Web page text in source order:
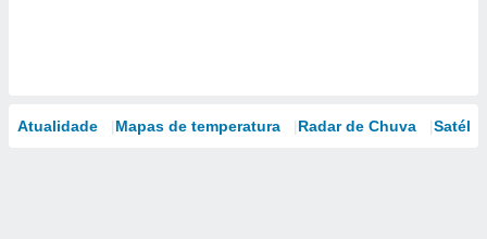
Atualidade Mapas de temperatura Radar de Chuva